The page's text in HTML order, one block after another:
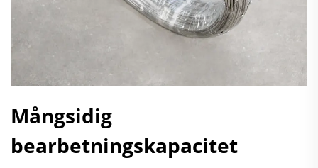
Mångsidig
bearbetningskapacitet